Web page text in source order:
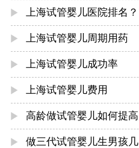
上海试管婴儿医院排名？
上海试管婴儿周期用药
上海试管婴儿成功率
上海试管婴儿费用
高龄做试管婴儿如何提高
做三代试管婴儿生男孩几